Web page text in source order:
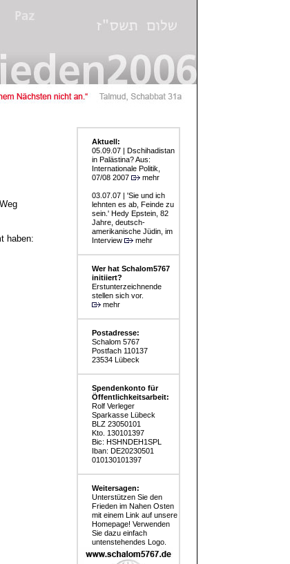
haben:
Aktuell:
05.09.07 | Dschihadistan
in Palästina? Aus:
Internationale Politik,
07/08 2007
mehr
03.07.07 | 'Sie und ich
lehnten es ab, Feinde zu
sein.' Hedy Epstein, 82
Jahre, deutsch-
amerikanische Jüdin, im
Interview
mehr
Wer hat Schalom5767
initiiert?
Erstunterzeichnende
stellen sich vor.
mehr
Postadresse:
Schalom 5767
Postfach 110137
23534 Lübeck
Spendenkonto für
Öffentlichkeitsarbeit:
Rolf Verleger
Sparkasse Lübeck
BLZ 23050101
Kto. 130101397
Bic: HSHNDEH1SPL
Iban: DE20230501
010130101397
Weitersagen:
Unterstützen Sie den
Frieden im Nahen Osten
mit einem Link auf unsere
Homepage! Verwenden
Sie dazu einfach
untenstehendes Logo.